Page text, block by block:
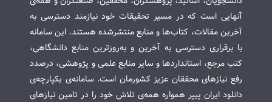
آنهایی است که در مسیر تحقیقات خود نیازمند دسترسی به
آخرین مقالات، کتاب‌ها و منابع منتشرشده هستند. این سامانه
با برقراری دسترسی به آخرین و به‌روزترین منابع دانشگاهی،
کتب مرجع، استانداردها و سایر منابع علمی و پژوهشی، درصدد
رفع نیازهای محققان عزیز کشورمان است. سامانه‌ی یکپارچه‌ی
دانلود ایران پیپر همواره همه‌ی تلاش خود را در تامین نیازهای